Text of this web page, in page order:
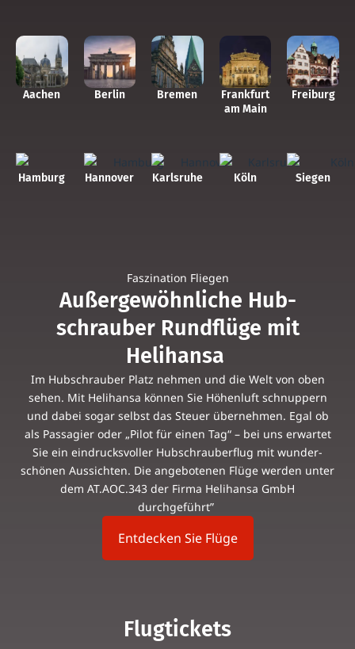
Aachen Berlin Bremen
Frank­furt
am Main
Frei­burg
Ham­burg Han­nover Karls­ruhe Köln Siegen
Fas­zi­na­tion Fliegen
Außer­ge­wöhn­liche Hub­
schrauber Rund­flüge mit
Helihansa
Im Hub­schrauber Platz nehmen und die Welt von oben
sehen. Mit Helih­ansa können Sie Höhen­luft schnup­pern
und dabei sogar selbst das Steuer über­nehmen. Egal ob
als Pas­sa­gier oder „Pilot für einen Tag“ – bei uns erwartet
Sie ein ein­drucks­voller Hub­schrau­ber­flug mit wun­der­
schönen Aus­sichten. Die ange­bo­tenen Flüge werden unter
dem AT.AOC.343 der Firma Helih­ansa GmbH
durchgeführt”
Ent­de­cken Sie Flüge
Flug­ti­ckets